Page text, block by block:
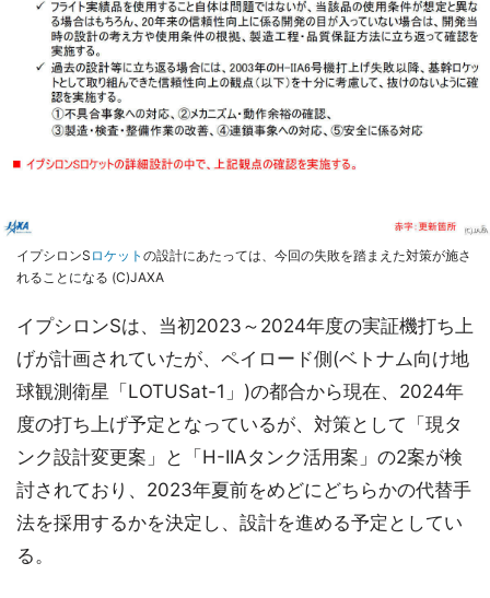
イプシロンS ロケット の設計にあたっては、今回の失敗を踏まえた対策が施さ
れることになる (C)JAXA
イプシロンSは、当初2023～2024年度の実証機打ち上
げが計画されていたが、ペイロード側(ベトナム向け地
球観測衛星「LOTUSat-1」)の都合から現在、2024年
度の打ち上げ予定となっているが、対策として「現タ
ンク設計変更案」と「H-IIAタンク活用案」の2案が検
討されており、2023年夏前をめどにどちらかの代替手
法を採用するかを決定し、設計を進める予定としてい
る。